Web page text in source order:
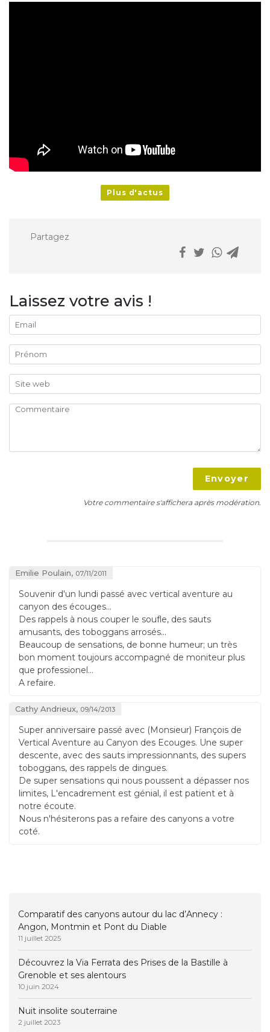
Plus d'actus
Partagez
Laissez votre avis !
Envoyer
Votre commentaire s'affichera après modération.
Emilie Poulain, 07/11/2011
Souvenir d'un lundi passé avec vertical aventure au
canyon des écouges...
Des rappels à nous couper le soufle, des sauts
amusants, des toboggans arrosés...
Beaucoup de sensations, de bonne humeur; un très
bon moment toujours accompagné de moniteur plus
que professionel...
A refaire.
Cathy Andrieux, 09/14/2013
Super anniversaire passé avec (Monsieur) François de
Vertical Aventure au Canyon des Ecouges. Une super
descente, avec des sauts impressionnants, des supers
toboggans, des rappels de dingues.
De super sensations qui nous poussent a dépasser nos
limites, L'encadrement est génial, il est patient et à
notre écoute.
Nous n'hésiterons pas a refaire des canyons a votre
coté.
Comparatif des canyons autour du lac d’Annecy :
Angon, Montmin et Pont du Diable
11 juillet 2025
Découvrez la Via Ferrata des Prises de la Bastille à
Grenoble et ses alentours
10 juin 2024
Nuit insolite souterraine
2 juillet 2023